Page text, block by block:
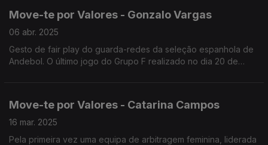
Move-te por Valores - Gonzalo Vargas
06 abr. 2025
Gesto de fair play do guarda-redes da seleção espanhola de
Andebol. O último jogo do Grupo F realizado no dia 20 de
Move-te por Valores - Catarina Campos
16 mar. 2025
Pela primeira vez uma equipa de arbitragem feminina, liderada